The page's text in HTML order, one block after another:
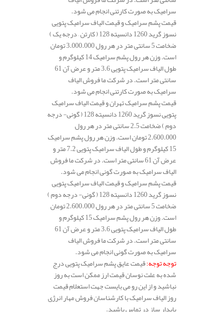
سرامیک به صورت کارتنی انجام می شود.
قیمت پشم سرامیک و قیمت الیاف سرامیک پتویی
نسوز گرید 1260 دانسیته 128 ( کارتن – درجه یک )
ضخامت 5 سانتی متر در هر رول 3.000.000 تومان
است. وزن هر رول پشم سرامیک 14 کیلوگرم و
طول الیاف سرامیک پتویی 3.6 متر و عرض آن 61
سانتی متر است. در شرکت ما فروش الیاف
سرامیک به صورت کارتنی انجام می شود.
قیمت پشم سرامیک تهران و قیمت الیاف سرامیک
پتویی نسوز گرید 1260 دانسیته 128 ( گونی- درجه
دوم ) ضخامت 2.5 سانتی متر در هر رول
2.600.000 تومان است. وزن هر رول پشم سرامیک
15 کیلوگرم و طول الیاف سرامیک پتویی 7.2 متر و
عرض آن 61 سانتی متر است. در شرکت ما فروش
الیاف سرامیک به صورت گونی انجام می شود.
قیمت پشم سرامیک و قیمت الیاف سرامیک پتویی
نسوز گرید 1260 دانسیته 128 ( گونی- درجه دوم )
ضخامت 5 سانتی متر در هر رول 2.600.000 تومان
است. وزن هر رول پشم سرامیک 15 کیلوگرم و
طول الیاف سرامیک پتویی 3.6 متر و عرض آن 61
سانتی متر است. در شرکت ما فروش الیاف
سرامیک به صورت گونی انجام می شود.
توجه توجه:قیمت عایق پشم سرامیک پتویی درج
شده به علت نوسان قیمت ارز ممکن است به روز
نباشید و از این رو می بایست جهت استعلام قیمت
روز الیاف سرامیک با کارشناسان فروش مهار انرژی
پایدار ساز در تماس باشید.